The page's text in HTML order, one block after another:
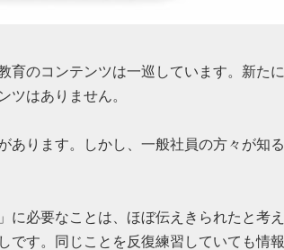
育のコンテンツは一巡しています。新た
ツはありません。
あります。しかし、一般社員の方々が知
必要なことは、ほぼ伝えきられたと考え
です。同じことを反復練習していても情